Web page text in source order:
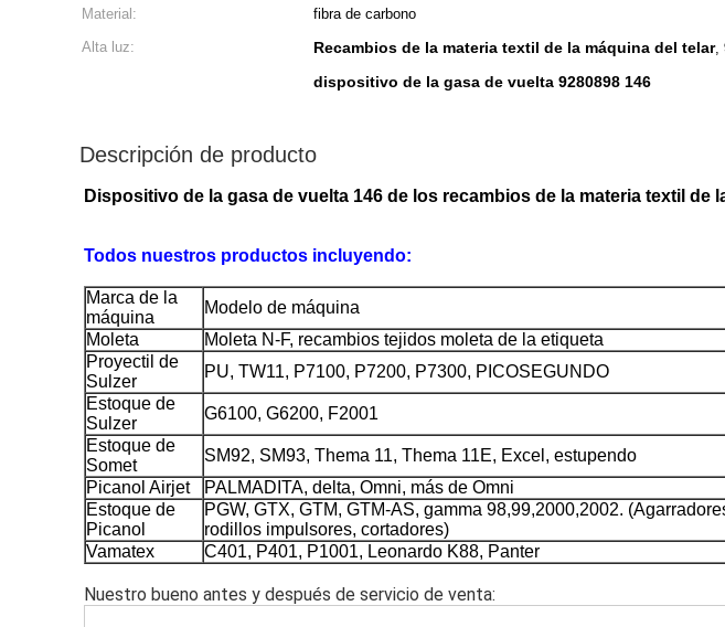
Material:
fibra de carbono
Alta luz:
Recambios de la materia textil de la máquina del telar,
dispositivo de la gasa de vuelta 9280898 146
Descripción de producto
Dispositivo de la gasa de vuelta 146 de los recambios de la materia textil
Todos nuestros productos incluyendo:
Marca de la
máquina
Modelo de máquina
Moleta
Moleta N-F, recambios tejidos moleta de la etiqueta
Proyectil de
Sulzer
PU, TW11, P7100, P7200, P7300, PICOSEGUNDO
Estoque de
Sulzer
G6100, G6200, F2001
Estoque de
Somet
SM92, SM93, Thema 11, Thema 11E, Excel, estupendo
Picanol Airjet
PALMADITA, delta, Omni, más de Omni
Estoque de
Picanol
PGW, GTX, GTM, GTM-AS, gamma 98,99,2000,2002.
rodillos impulsores, cortadores)
Vamatex
C401, P401, P1001, Leonardo K88, Panter
Nuestro bueno antes y después de servicio de venta: